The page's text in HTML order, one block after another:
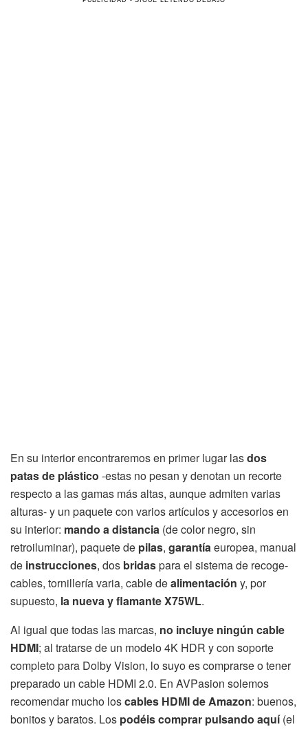
En su interior encontraremos en primer lugar lasdos
patas de plástico -estas no pesan y denotan un recorte
respecto a las gamas más altas, aunque admiten varias
alturas- y un paquete con varios artículos y accesorios en
su interior: mando a distancia (de color negro, sin
retroiluminar), paquete de pilas, garantía europea, manual
de instrucciones, dos bridaspara el sistema de recoge-
cables, tornillería varia, cable dealimentación y, por
supuesto, la nueva y flamante X75WL.
Al igual que todas las marcas, no incluye ningún cable
HDMI; al tratarse de un modelo 4K HDR y con soporte
completo para Dolby Vision, lo suyo es comprarse o tener
preparado un cable HDMI 2.0. En AVPasion solemos
recomendar mucho loscables HDMI de Amazon: buenos,
bonitos y baratos. Los podéis comprar pulsando aquí(el